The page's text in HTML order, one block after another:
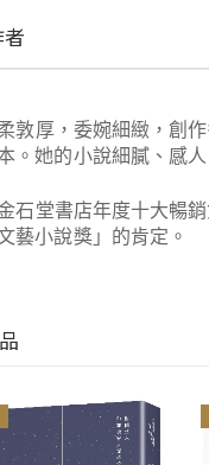
敦厚，委婉細緻，創
。她的小說細膩、感
石堂書店年度十大暢
藝小說獎」的肯定。